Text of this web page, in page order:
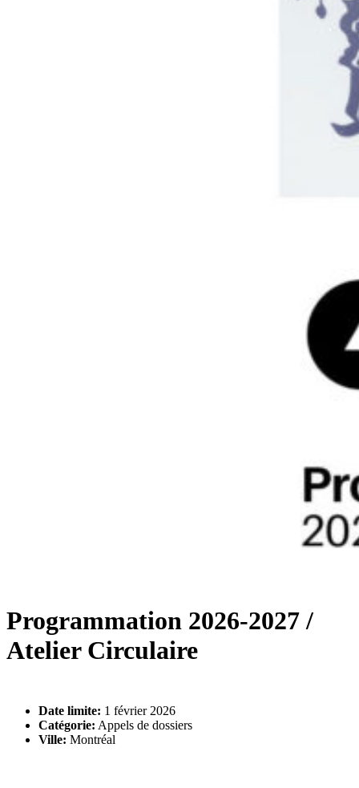
Programmation 2026-2027 /
Atelier Circulaire
Date limite: 1 février 2026
Catégorie: Appels de dossiers
Ville: Montréal